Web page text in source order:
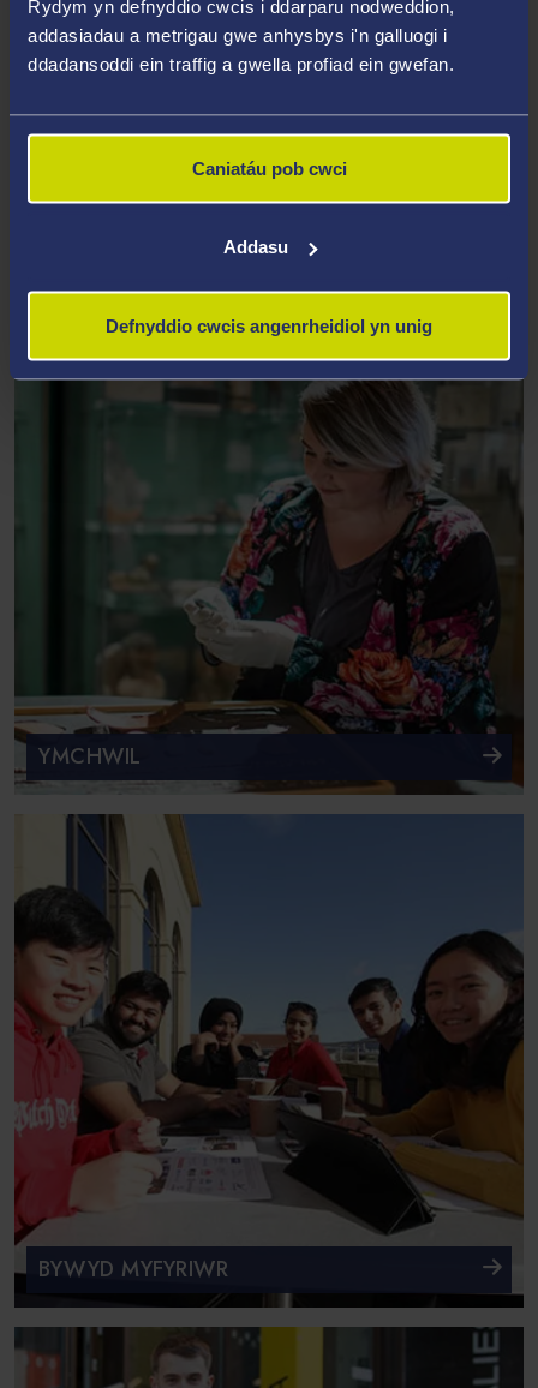
Rydym yn defnyddio cwcis i ddarparu nodweddion,
addasiadau a metrigau gwe anhysbys i'n galluogi i
ddadansoddi ein traffig a gwella profiad ein gwefan.
Caniatáu pob cwci
Addasu
Defnyddio cwcis angenrheidiol yn unig
CYFLOGADWYEDD MYFYRWYR
YMCHWIL
BYWYD MYFYRIWR